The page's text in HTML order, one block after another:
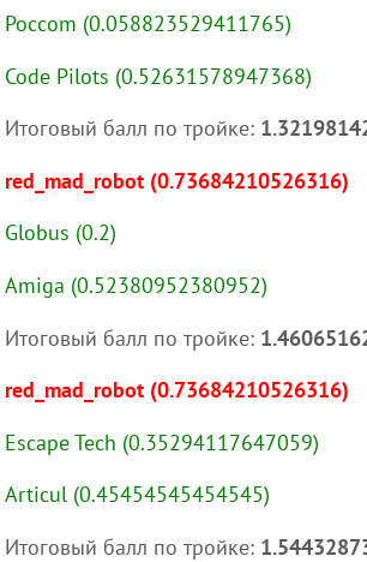
Poccom (0.058823529411765)
Code Pilots (0.52631578947368)
Итоговый балл по тройке:
red_mad_robot (0.73684210526316)
Globus (0.2)
Amiga (0.52380952380952)
Итоговый балл по тройке:
red_mad_robot (0.73684210526316)
Escape Tech (0.35294117647059)
Articul (0.45454545454545)
Итоговый балл по тройке: